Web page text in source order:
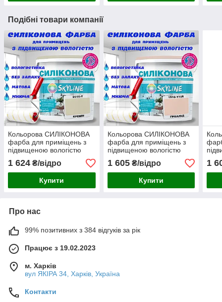
Подібні товари компанії
Кольорова СИЛІКОНОВА
фарба для приміщень з
підвищеною вологістю
миюча протигрибкова
матова емаль SkyLine
Кремін 5 л
1 624 ₴/відро
Купити
Кольорова СИЛІКОНОВА
фарба для приміщень з
підвищеною вологістю
миюча протигрибкова
матова емаль SkyLine
Грівальд 5 л
1 605₴/відро
Купити
1
Про нас
99% позитивних з 384 відгуків за рік
Працює з 19.02.2023
м. Харків
вул ЯКІРА 34, Харків, Україна
Контакти